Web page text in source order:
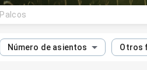
Palcos
Número de asientos Otros